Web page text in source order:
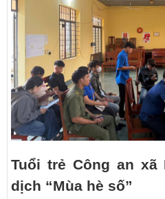
Tuổi trẻ Công an
dịch “Mùa hè số”